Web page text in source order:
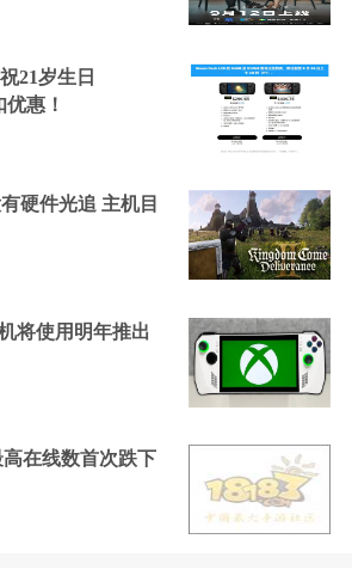
21岁生日
惠！
硬件光追 主机目
将使用明年推出
高在线数首次跌下